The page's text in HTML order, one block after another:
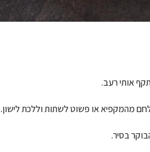
אותי רעב.
מהמקפיא או פשוט לשתות וללכת לישון.
בסיר.